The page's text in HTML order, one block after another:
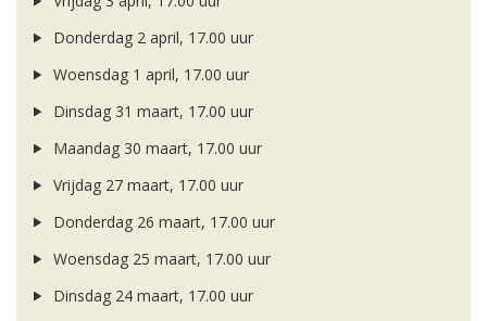
Donderdag 2 april, 17.00 uur
Woensdag 1 april, 17.00 uur
Dinsdag 31 maart, 17.00 uur
Maandag 30 maart, 17.00 uur
Vrijdag 27 maart, 17.00 uur
Donderdag 26 maart, 17.00 uur
Woensdag 25 maart, 17.00 uur
Dinsdag 24 maart, 17.00 uur